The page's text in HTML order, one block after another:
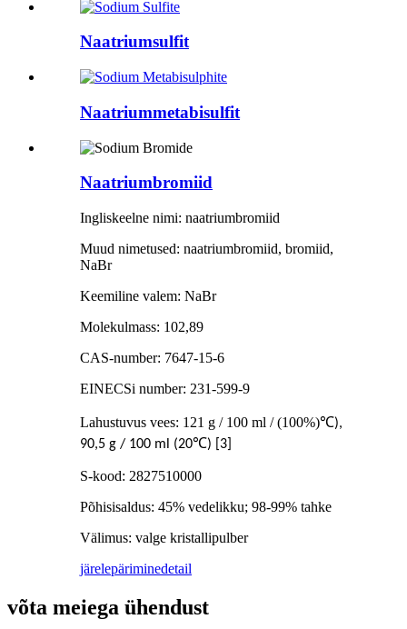
Naatriumsulfit
Naatriummetabisulfit
Naatriumbromiid
Ingliskeelne nimi: naatriumbromiid
Muud nimetused: naatriumbromiid, bromiid,
NaBr
Keemiline valem: NaBr
Molekulmass: 102,89
CAS-number: 7647-15-6
EINECSi number: 231-599-9
Lahustuvus vees: 121 g / 100 ml / (100%)℃),
90,5 g / 100 ml (20℃) [3]
S-kood: 2827510000
Põhisisaldus: 45% vedelikku; 98-99% tahke
Välimus: valge kristallipulber
järelepäriminedetail
võta meiega ühendust